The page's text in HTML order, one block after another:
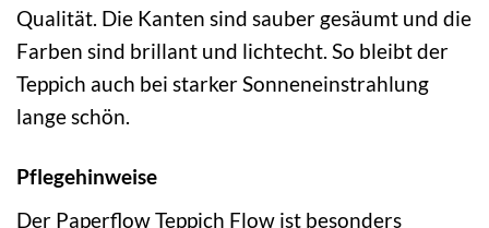
Qualität. Die Kanten sind sauber gesäumt und die
Farben sind brillant und lichtecht. So bleibt der
Teppich auch bei starker Sonneneinstrahlung
lange schön.
Pflegehinweise
Der Paperflow Teppich Flow ist besonders